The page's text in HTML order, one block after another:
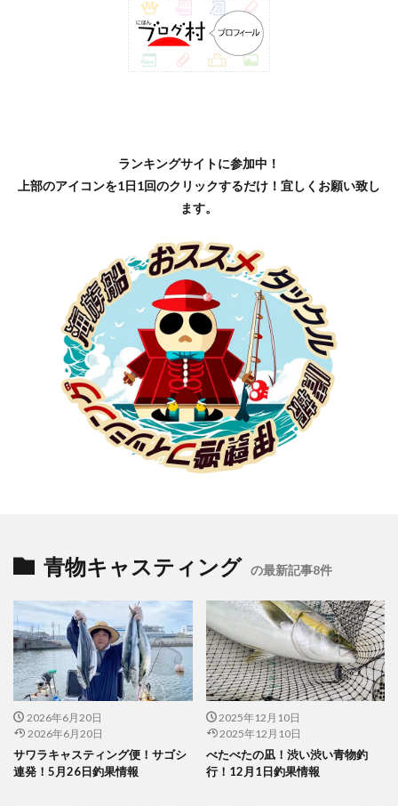
ランキングサイトに参加中！
上部のアイコンを1日1回のクリックするだけ！宜しくお願い致し
ます。
青物キャスティング の最新記事8件
2026年6月20日
2026年6月20日
サワラキャスティング便！サゴシ
連発！5月26日釣果情報
2025年12月10日
2025年12月10日
べたべたの凪！渋い渋い青物釣
行！12月1日釣果情報